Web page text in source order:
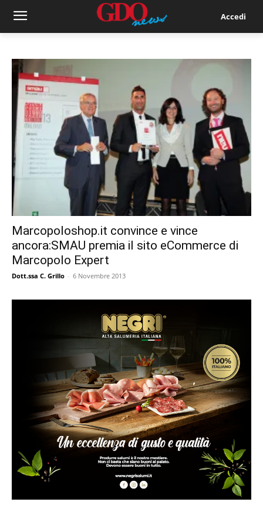
Accedi
Marcopoloshop.it convince e vince
ancora:SMAU premia il sito eCommerce di
Marcopolo Expert
Dott.ssa C. Grillo - 6 Novembre 2013